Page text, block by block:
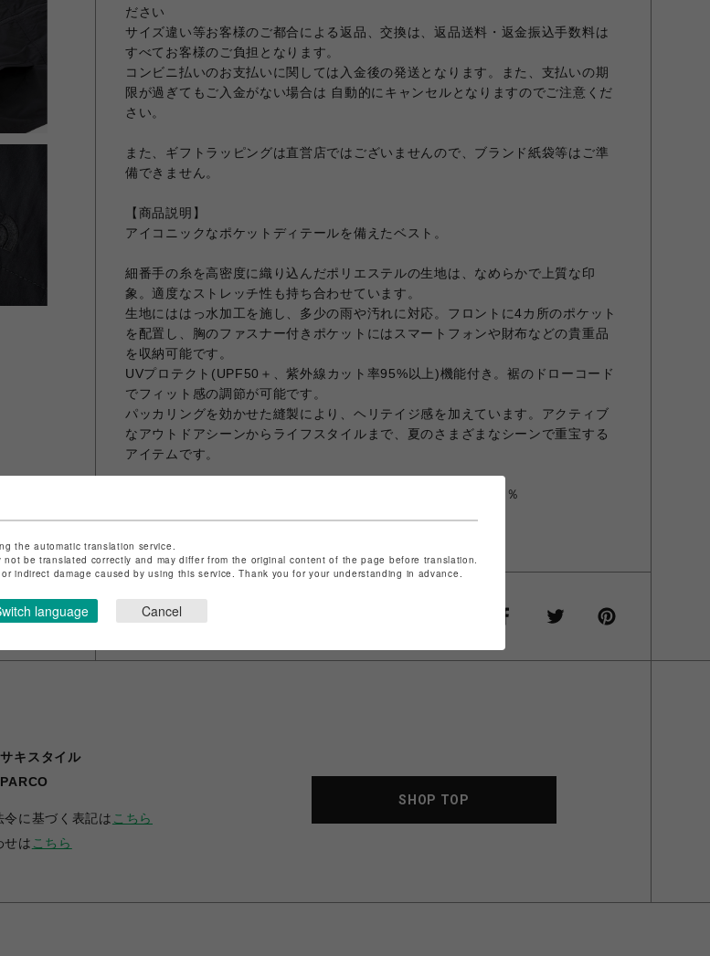
ださい
サイズ違い等お客様のご都合による返品、交換は、返品送料・返金振込手数料は
すべてお客様のご負担となります。
コンビニ払いのお支払いに関しては入金後の発送となります。また、支払いの期
限が過ぎてもご入金がない場合は 自動的にキャンセルとなりますのでご注意くだ
さい。
また、ギフトラッピングは直営店ではございませんので、ブランド紙袋等はご準
備できません。
【商品説明】
アイコニックなポケットディテールを備えたベスト。
細番手の糸を高密度に織り込んだポリエステルの生地は、なめらかで上質な印
象。適度なストレッチ性も持ち合わせています。
生地にははっ水加工を施し、多少の雨や汚れに対応。フロントに4カ所のポケット
を配置し、胸のファスナー付きポケットにはスマートフォンや財布などの貴重品
を収納可能です。
UVプロテクト(UPF50＋、紫外線カット率95%以上)機能付き。裾のドローコード
でフィット感の調節が可能です。
パッカリングを効かせた縫製により、ヘリテイジ感を加えています。アクティブ
なアウトドアシーンからライフスタイルまで、夏のさまざまなシーンで重宝する
アイテムです。
【素材】複合繊維（ポリエステル）51％、（ポリエステル）49％
シェアする
キスタイル
に基づく表記は こちら
せは こちら
SHOP TOP
the automatic translation service.
be translated correctly and may differ from the original content of the page before translation.
indirect damage caused by using this service. Thank you for your understanding in advance.
language Cancel